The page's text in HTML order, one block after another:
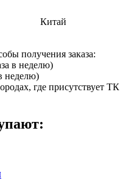
Китай
получения заказа:
в неделю)
неделю)
где присутствует ТК